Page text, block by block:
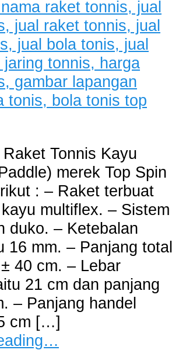
Tonnis Kayu
merek Top Spin
: – Raket terbuat
multiflex. – Sistem
duko. – Ketebalan
16 mm. – Panjang total
40 cm. – Lebar
21 cm dan panjang
– Panjang handel
cm […]